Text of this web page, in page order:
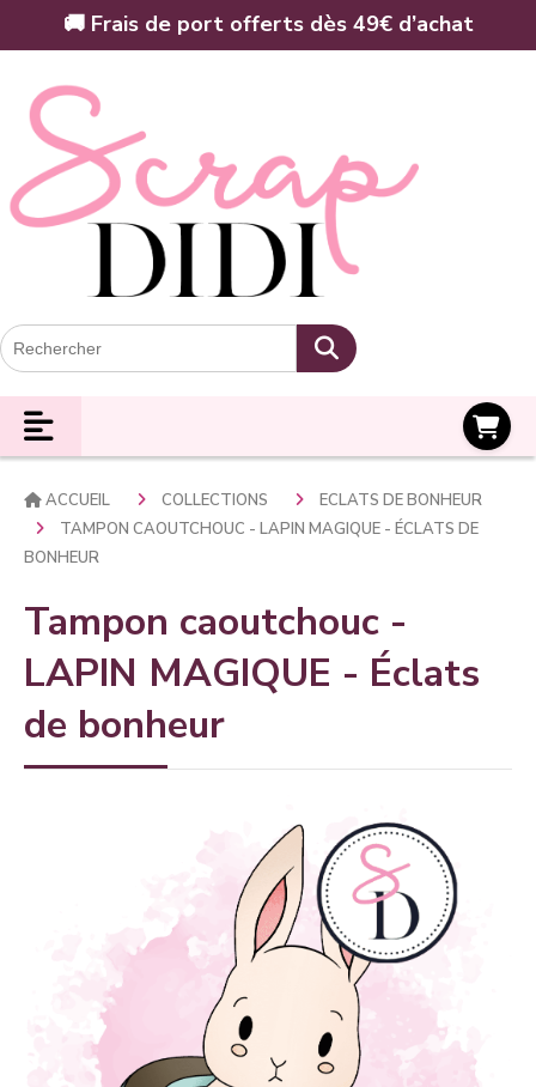
🚚 Frais de port offerts dès 49€ d’achat
ACCUEIL COLLECTIONS
ECLATS DE BONHEUR
TAMPON CAOUTCHOUC - LAPIN MAGIQUE - ÉCLATS DE
BONHEUR
Tampon caoutchouc -
LAPIN MAGIQUE - Éclats
de bonheur